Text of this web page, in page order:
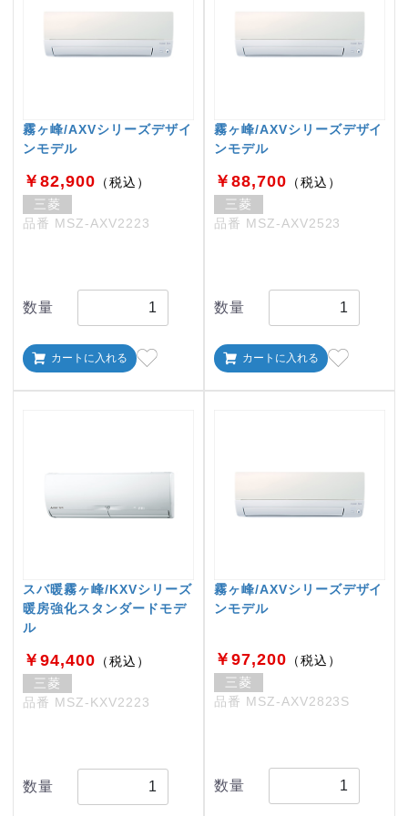
霧ヶ峰/AXVシリーズデザイ
ンモデル
￥82,900 （税込）
三菱
品番 MSZ-AXV2223
数量
カートに入れる
霧ヶ峰/AXVシリーズデザイ
ンモデル
￥88,700 （税込）
三菱
品番 MSZ-AXV2523
数量
カートに入れる
スバ暖霧ヶ峰/KXVシリーズ
暖房強化スタンダードモデ
ル
￥94,400 （税込）
三菱
品番 MSZ-KXV2223
数量
霧ヶ峰/AXVシリーズデザイ
ンモデル
￥97,200 （税込）
三菱
品番 MSZ-AXV2823S
数量